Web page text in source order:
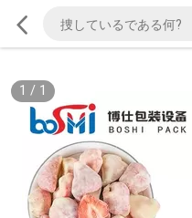
1 / 1